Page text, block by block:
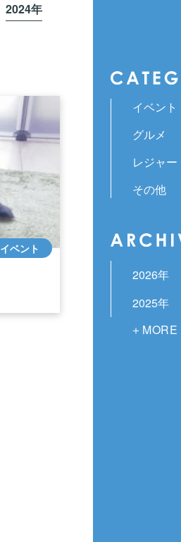
2024年
イベント
イベント
グルメ
レジャー
その他
2026年
2025年
2024年